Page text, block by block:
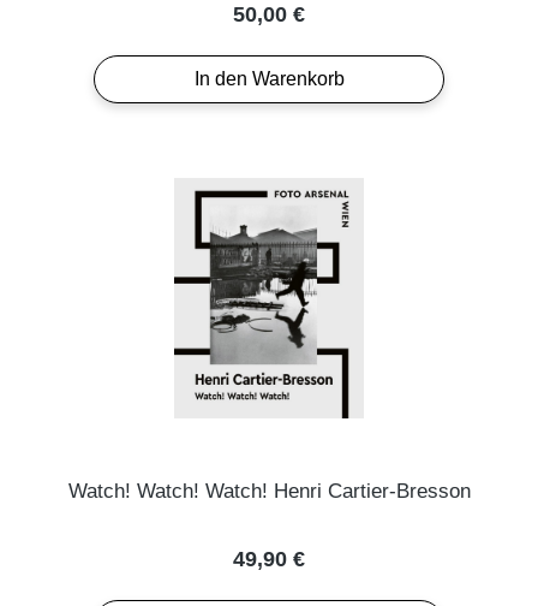
Regulärer Preis:
50,00 €
In den Warenkorb
Watch! Watch! Watch! Henri Cartier-Bresson
Regulärer Preis:
49,90 €